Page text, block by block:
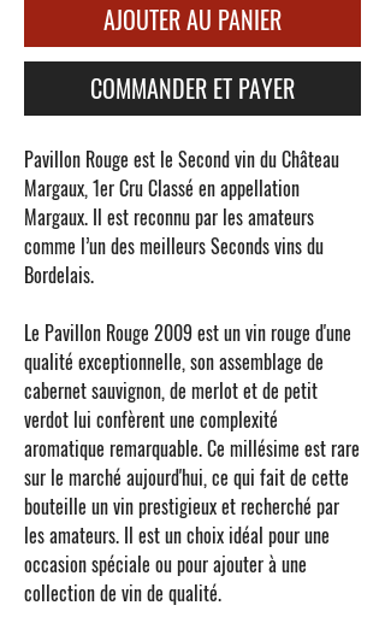
AJOUTER AU PANIER
COMMANDER ET PAYER
Pavillon Rouge est le Second vin duChâteau
Margaux, 1er Cru Classé en appellation
Margaux. Il est reconnu par les amateurs
comme l’un des meilleurs Seconds vins du
Bordelais.
Le Pavillon Rouge 2009est un vin rouge d'une
qualité exceptionnelle, son assemblage de
cabernet sauvignon, de merlot et de petit
verdot lui confèrent une complexité
aromatique remarquable. Ce millésime est rare
sur le marché aujourd'hui, ce qui fait de cette
bouteille un vin prestigieux et recherché par
les amateurs. Il est un choix idéal pour une
occasion spéciale ou pour ajouter à une
collection de vin de qualité.